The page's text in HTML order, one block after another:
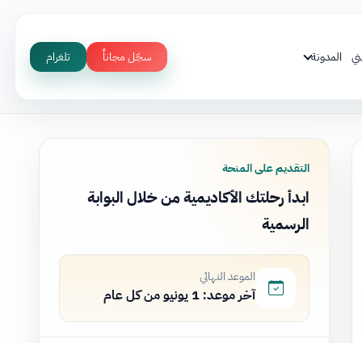
المدونة سجّل مجاناً تلغرام
التقديم على المنحة
ابدأ رحلتك الأكاديمية من خلال البوابة
الرسمية
الموعد النهائي
آخر موعد: 1 يونيو من كل عام